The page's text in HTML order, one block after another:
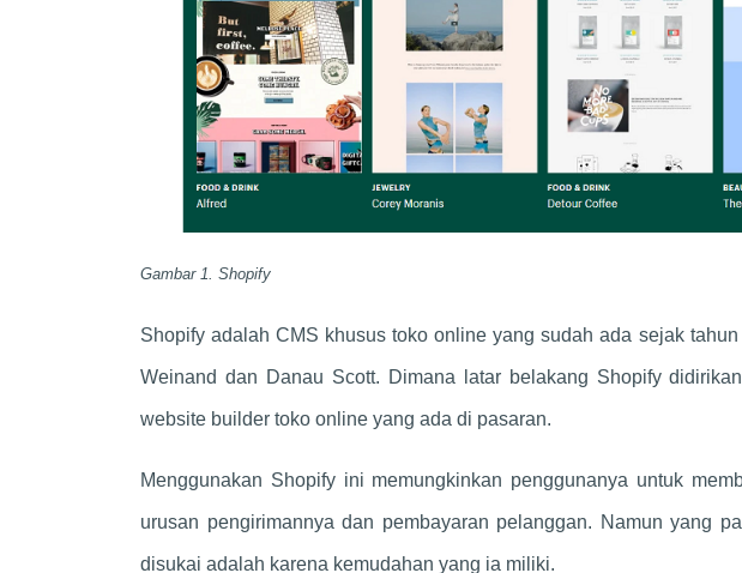
Gambar 1. Shopify
Shopify adalah CMS khusus toko online yang sudah ada sejak
Weinand dan Danau Scott. Dimana latar belakang Shopify
website builder toko online yang ada di pasaran.
Menggunakan Shopify ini memungkinkan penggunanya untuk
urusan pengirimannya dan pembayaran pelanggan. Namun yang
disukai adalah karena kemudahan yang ia miliki.